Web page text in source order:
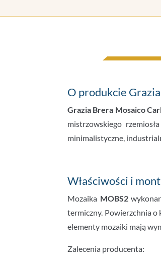
O produkcie
Grazia Brera Mosaico
mistrzowskiego
minimalistyczne,
Właściwości i
Mozaika MOBS2
termiczny. Powierzchnia
elementy mozaiki mają
Zalecenia producenta: